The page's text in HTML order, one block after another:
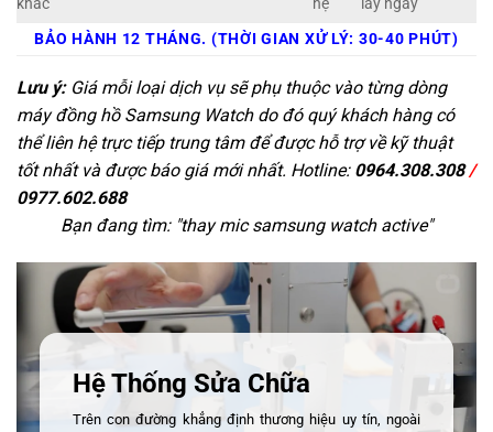
BẢO HÀNH 12 THÁNG. (THỜI GIAN XỬ LÝ: 30-40 PHÚT)
Lưu ý:Giá mỗi loại dịch vụ sẽ phụ thuộc vào từng dòng
máy đồng hồ Samsung Watch do đó quý khách hàng có
thể liên hệ trực tiếp trung tâm để được hỗ trợ về kỹ thuật
tốt nhất và được báo giá mới nhất. Hotline: 0964.308.308/
0977.602.688
Bạn đang tìm: "thay mic samsung watch active"
Hệ Thống Sửa Chữa
Trên con đường khẳng định thương hiệu uy tín, ngoài